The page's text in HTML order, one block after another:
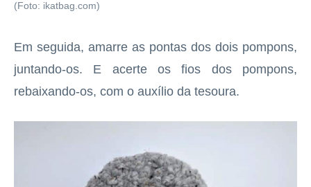
(Foto: ikatbag.com)
Em seguida, amarre as pontas dos dois pompons,
juntando-os. E acerte os fios dos pompons,
rebaixando-os, com o auxílio da tesoura.